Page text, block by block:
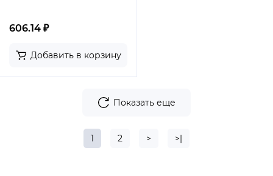
606.14 ₽
Добавить в корзину
Показать еще
1 2 > >|